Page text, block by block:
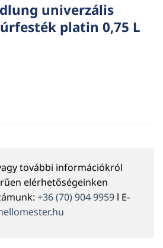
univerzális
platin 0,75 L
további információkról
elérhetőségeinken
+36 (70) 904 9959 l E-